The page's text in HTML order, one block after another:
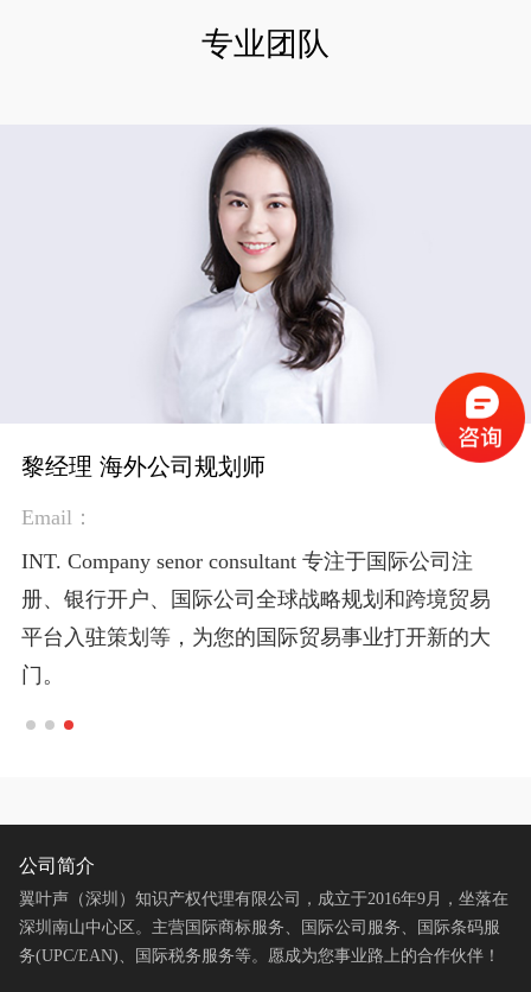
专业团队
黎经理 海外公司规划师
Email：
INT. Company senor consultant 专注于国际公司注
册、银行开户、国际公司全球战略规划和跨境贸易
平台入驻策划等，为您的国际贸易事业打开新的大
门。
Susan 国际商标高级顾问
Email：382213098@qq.com
INT. Trademark senor adviser 专注于国际商标的注
册、复审、品牌保护和公司整体品牌规划，多年国
际商标的检索、递交和复审经验，为您的品牌保驾
护航。
Nancy 国际条码高级顾问 (UPC / EAN)
Email：3028594483@qq.com
INT. Barcode senor adviser 专注于国际条码的注册、
进出口产品条码应用，亚马逊、eBay等平台的
UPC、EAN应用和listing保护，为您的跨境贸易腾飞
助力。
黎经理 海外公司规划师
Email：
INT. Company senor consultant 专注于国际公司注
册、银行开户、国际公司全球战略规划和跨境贸易
平台入驻策划等，为您的国际贸易事业打开新的大
门。
Susan 国际商标高级顾问
Email：382213098@qq.com
INT. Trademark senor adviser 专注于国际商标的注
册、复审、品牌保护和公司整体品牌规划，多年国
际商标的检索、递交和复审经验，为您的品牌保驾
护航。
03/03
公司简介
翼叶声（深圳）知识产权代理有限公司，成立于2016年9月，坐落在
深圳南山中心区。主营国际商标服务、国际公司服务、国际条码服
务(UPC/EAN)、国际税务服务等。愿成为您事业路上的合作伙伴！